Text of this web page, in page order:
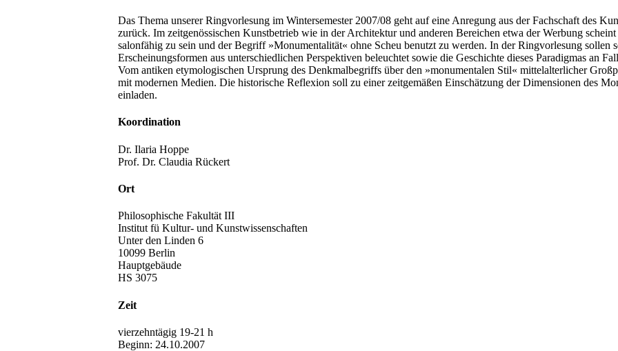
Das Thema unserer Ringvorlesung im Wintersemester 2007/08 geht auf eine Anregung aus der Fachschaft des
zurück. Im zeitgenössischen Kunstbetrieb wie in der Architektur und anderen Bereichen etwa der Werbung
salonfähig zu sein und der Begriff »Monumentalität« ohne Scheu benutzt zu werden. In der Ringvorlesung sollen
Erscheinungsformen aus unterschiedlichen Perspektiven beleuchtet sowie die Geschichte dieses Paradigmas an
Vom antiken etymologischen Ursprung des Denkmalbegriffs über den »monumentalen Stil« mittelalterlicher
mit modernen Medien. Die historische Reflexion soll zu einer zeitgemäßen Einschätzung der Dimensionen des
einladen.
Koordination
Dr. Ilaria Hoppe
Prof. Dr. Claudia Rückert
Ort
Philosophische Fakultät III
Institut fü Kultur- und Kunstwissenschaften
Unter den Linden 6
10099 Berlin
Hauptgebäude
HS 3075
Zeit
vierzehntägig 19-21 h
Beginn: 24.10.2007